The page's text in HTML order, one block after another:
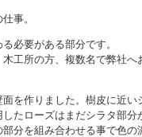
事。
必要がある部分です。
工所の方、複数名で弊社
を作りました。樹皮に近
たローズはまだシラタ部
分を組み合わせる事で色